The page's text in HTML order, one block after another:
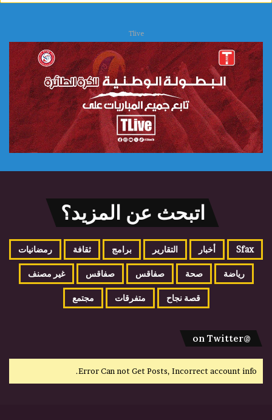
Tlive
اتبحث عن المزيد؟
Sfax أخبار التقارير برامج ثقافة رمضانيات
رياضة صحة صفاقس صفاقس غير مصنف
قصة نجاح متفرقات مجتمع
@on Twitter
Error Can not Get Posts, Incorrect account info.